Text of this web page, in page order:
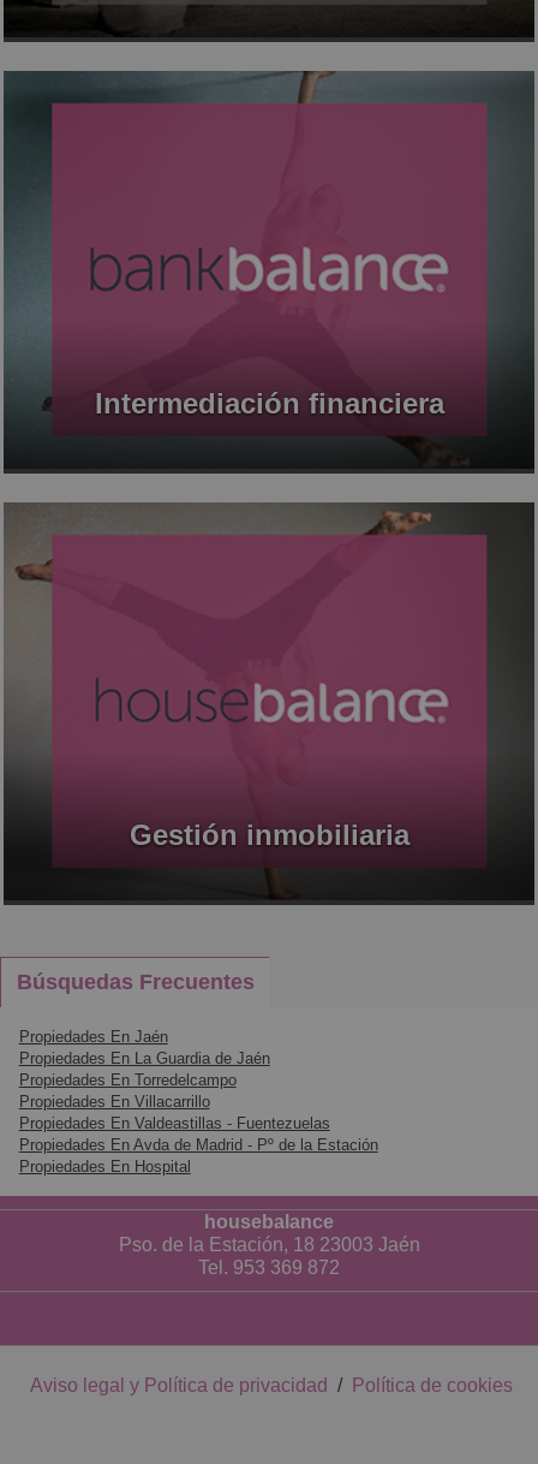
Intermediación financiera
Gestión inmobiliaria
Búsquedas Frecuentes
Propiedades En Jaén
Propiedades En La Guardia de Jaén
Propiedades En Torredelcampo
Propiedades En Villacarrillo
Propiedades En Valdeastillas - Fuentezuelas
Propiedades En Avda de Madrid - Pº de la Estación
Propiedades En Hospital
housebalance
Pso. de la Estación, 18 23003 Jaén
Tel. 953 369 872
Aviso legal y Política de privacidad / Política de cookies